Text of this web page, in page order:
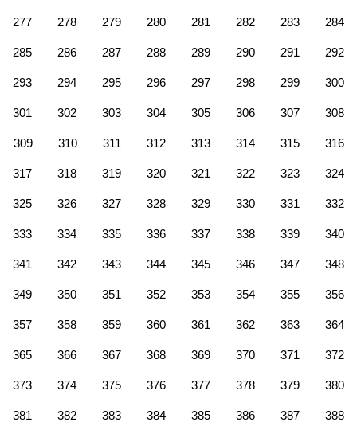
277 278 279 280 281 282 283 284
285 286 287 288 289 290 291 292
293 294 295 296 297 298 299 300
301 302 303 304 305 306 307 308
309 310 311 312 313 314 315 316
317 318 319 320 321 322 323 324
325 326 327 328 329 330 331 332
333 334 335 336 337 338 339 340
341 342 343 344 345 346 347 348
349 350 351 352 353 354 355 356
357 358 359 360 361 362 363 364
365 366 367 368 369 370 371 372
373 374 375 376 377 378 379 380
381 382 383 384 385 386 387 388